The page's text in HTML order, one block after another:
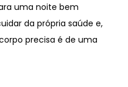
uma noite bem
da própria saúde e,
precisa é de uma